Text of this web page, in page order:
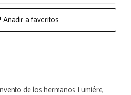
Añadir a favoritos
de los hermanos Lumiére,